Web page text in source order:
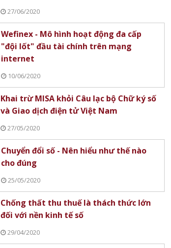
27/06/2020
Wefinex - Mô hình hoạt động đa cấp
"đội lốt" đầu tài chính trên mạng
internet
10/06/2020
Khai trừ MISA khỏi Câu lạc bộ Chữ ký số
và Giao dịch điện tử Việt Nam
27/05/2020
Chuyển đổi số - Nên hiểu như thế nào
cho đúng
25/05/2020
Chống thất thu thuế là thách thức lớn
đối với nền kinh tế số
29/04/2020